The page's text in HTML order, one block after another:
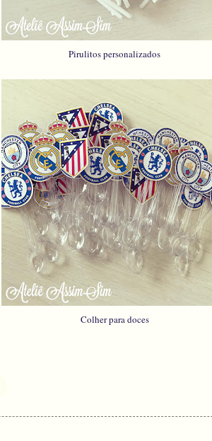
Pirulitos personalizados
Colher para doces